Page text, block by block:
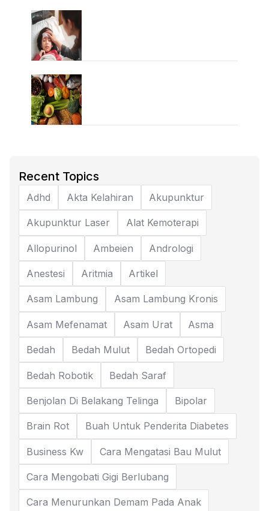
Recent Topics
Adhd Akta Kelahiran Akupunktur
Akupunktur Laser Alat Kemoterapi
Allopurinol Ambeien Andrologi
Anestesi Aritmia Artikel
Asam Lambung Asam Lambung Kronis
Asam Mefenamat Asam Urat Asma
Bedah Bedah Mulut Bedah Ortopedi
Bedah Robotik Bedah Saraf
Benjolan Di Belakang Telinga Bipolar
Brain Rot Buah Untuk Penderita Diabetes
Business Kw Cara Mengatasi Bau Mulut
Cara Mengobati Gigi Berlubang
Cara Menurunkan Demam Pada Anak